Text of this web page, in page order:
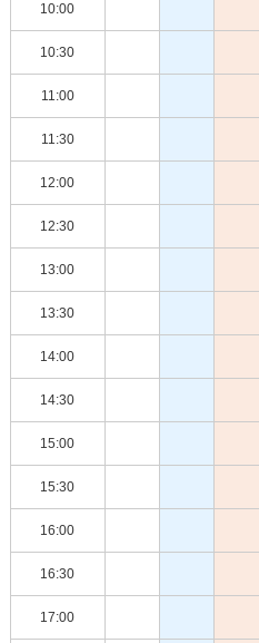
10:00
10:30
11:00
11:30
12:00
12:30
13:00
13:30
14:00
14:30
15:00
15:30
16:00
16:30
17:00